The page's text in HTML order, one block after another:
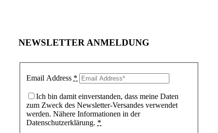
NEWSLETTER ANMELDUNG
Email Address *
Ich bin damit einverstanden, dass meine Daten
zum Zweck des Newsletter-Versandes verwendet
werden. Nähere Informationen in der
Datenschutzerklärung. *